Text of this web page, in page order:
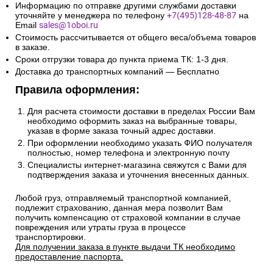
Информацию по отправке другими службами доставки
уточняйте у менеджера по телефону +7(495)128-48-87 на
Email sales@1oboi.ru
Стоимость рассчитывается от общего веса/объема товаров
в заказе.
Сроки отгрузки товара до пункта приема ТК: 1-3 дня.
Доставка до транспортных компаний — Бесплатно
Правила оформления:
Для расчета стоимости доставки в пределах России Вам
необходимо оформить заказ на выбранные товары,
указав в форме заказа точный адрес доставки.
При оформлении необходимо указать ФИО получателя
полностью, номер телефона и электронную почту
Специалисты интернет-магазина свяжутся с Вами для
подтверждения заказа и уточнения внесенных данных.
Любой груз, отправляемый транспортной компанией,
подлежит страхованию, данная мера позволит Вам
получить компенсацию от страховой компании в случае
повреждения или утраты груза в процессе
транспортировки.
Для получении заказа в пункте выдачи ТК необходимо
предоставление паспорта.